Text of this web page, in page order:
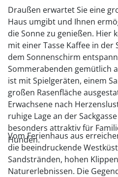
Draußen erwartet Sie eine
Haus umgibt und Ihnen
die Sonne zu genießen. Hier
mit einer Tasse Kaffee in
dem Sonnenschirm
Sommerabenden gemütlich
ist mit Spielgeräten, einem
großen Rasenfläche
Erwachsene nach
ruhige Lage an der
besonders attraktiv für
Hunden.
Vom Ferienhaus aus
die beeindruckende
Sandstränden, hohen
Naturerlebnissen. Die